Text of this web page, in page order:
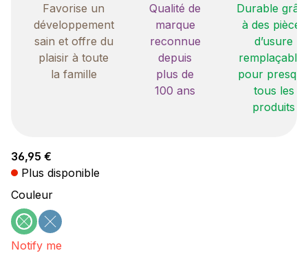
Favorise un
développement
sain et offre du
plaisir à toute
la famille
Qualité de
marque
reconnue
depuis
plus de
100 ans
Durable
à des pièces
d’usure
remplaçables
pour
tous les
produits
Prix régulier :
36,95 €
Plus disponible
Sélectionnez
Couleur
vert
(Cette option n'est pas disponible pour le moment.)
bleu
(Cette option n'est pas disponible pour le
Notify me